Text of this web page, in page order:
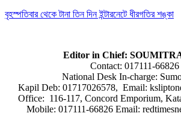
বৃহস্পতিবার থেকে টানা তিন দিন ইন্টারনেটে ধীরগতির শঙ্কা
Editor in Chief:
Contact: 017111-66826
National Desk In-charge:
Kapil Deb: 01717026578, Email:
Office: 116-117, Concord Emporium,
Mobile: 017111-66826 Email: